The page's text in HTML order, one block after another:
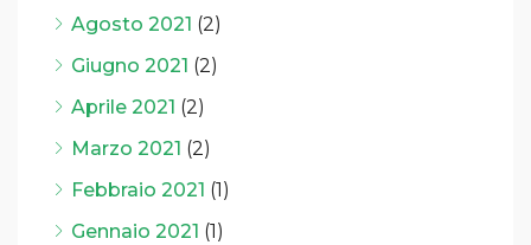
Agosto 2021 (2)
Giugno 2021 (2)
Aprile 2021 (2)
Marzo 2021 (2)
Febbraio 2021 (1)
Gennaio 2021 (1)